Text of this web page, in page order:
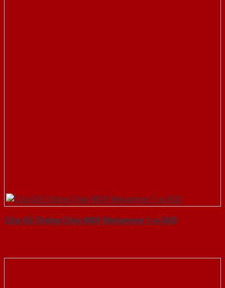
Cửa Gỗ Chống Cháy MDF Melamine 1-a-SGD